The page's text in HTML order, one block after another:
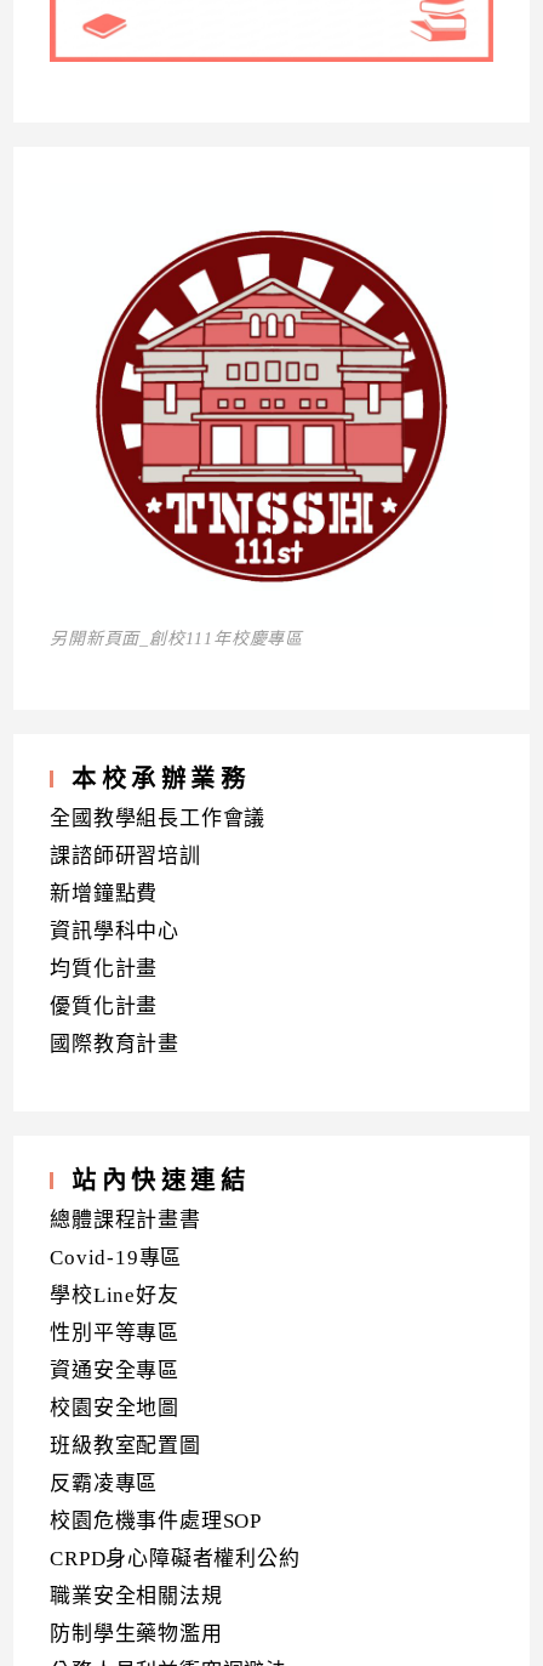
另開新頁面_創校111年校慶專區
本校承辦業務
全國教學組長工作會議
課諮師研習培訓
新增鐘點費
資訊學科中心
均質化計畫
優質化計畫
國際教育計畫
站內快速連結
總體課程計畫書
Covid-19專區
學校Line好友
性別平等專區
資通安全專區
校園安全地圖
班級教室配置圖
反霸凌專區
校園危機事件處理SOP
CRPD身心障礙者權利公約
職業安全相關法規
防制學生藥物濫用